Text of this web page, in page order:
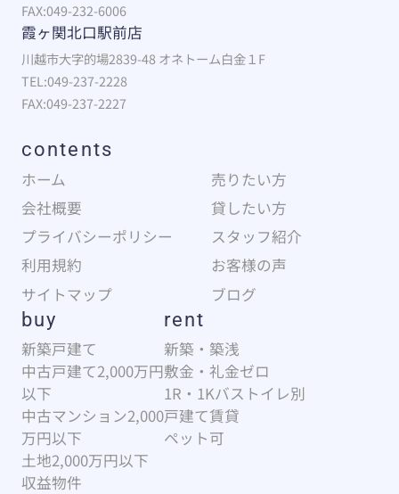
FAX:049-232-6006
霞ヶ関北口駅前店
川越市大字的場2839-48 オネトーム白金１F
TEL:049-237-2228
FAX:049-237-2227
contents
ホーム
売りたい方
会社概要
貸したい方
プライバシーポリシー
スタッフ紹介
利用規約
お客様の声
サイトマップ
ブログ
buy
新築戸建て
中古戸建て2,000万円
以下
中古マンション2,000
万円以下
土地2,000万円以下
収益物件
rent
新築・築浅
敷金・礼金ゼロ
1R・1Kバストイレ別
戸建て賃貸
ペット可